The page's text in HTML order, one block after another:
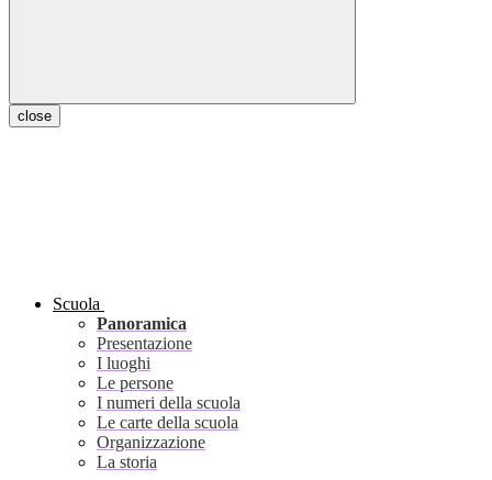
close
Scuola
Panoramica
Presentazione
I luoghi
Le persone
I numeri della scuola
Le carte della scuola
Organizzazione
La storia